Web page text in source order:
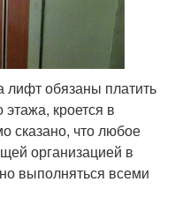
лифт обязаны платить
кроется в
сказано, что любое
организацией в
выполняться всеми